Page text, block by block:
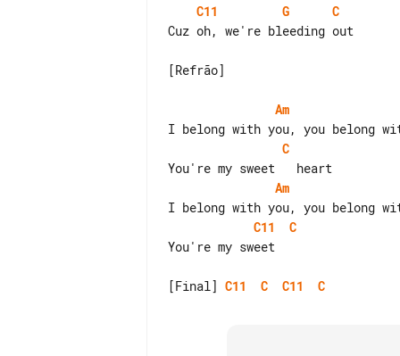
C11 G
C
Cuz oh, we're bleeding out
[Refrão]
Am
C
Am
C11
C
You're my sweet
[Final] C11 C C11 C